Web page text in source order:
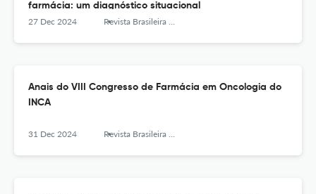
farmácia: um diagnóstico situacional
27 Dec 2024 Revista Brasileira de Farmácia Hospitalar e Serviços de Saúde
Anais do VIII Congresso de Farmácia em Oncologia do
INCA
31 Dec 2024 Revista Brasileira de Farmácia Hospitalar e Serviços de Saúde